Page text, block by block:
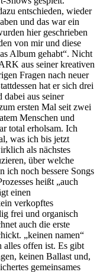
entschieden, wieder
und das war ein
hier geschrieben
von mir und diese
Album gehabt“. Nicht
aus seiner kreativen
Fragen nach neuer
hat er sich drei
aus seiner
ersten Mal seit zwei
Menschen und
total erholsam. Ich
was ich bis jetzt
als nächstes
über welche
ich noch bessere Songs
heißt „auch
einen
verkopftes
frei und organisch
auch die erste
„keinen namen“
alles offen ist. Es gibt
keinen Ballast und,
gemeinsames